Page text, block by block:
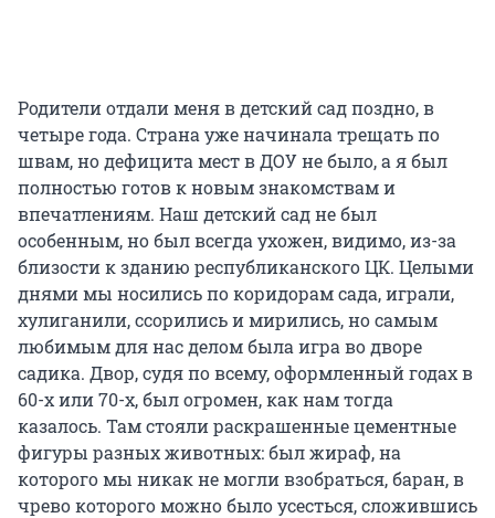
Родители отдали меня в детский сад поздно, в
четыре года. Страна уже начинала трещать по
швам, но дефицита мест в ДОУ не было, а я был
полностью готов к новым знакомствам и
впечатлениям. Наш детский сад не был
особенным, но был всегда ухожен, видимо, из-за
близости к зданию республиканского ЦК. Целыми
днями мы носились по коридорам сада, играли,
хулиганили, ссорились и мирились, но самым
любимым для нас делом была игра во дворе
садика. Двор, судя по всему, оформленный годах в
60-х или 70-х, был огромен, как нам тогда
казалось. Там стояли раскрашенные цементные
фигуры разных животных: был жираф, на
которого мы никак не могли взобраться, баран, в
чрево которого можно было усесться, сложившись